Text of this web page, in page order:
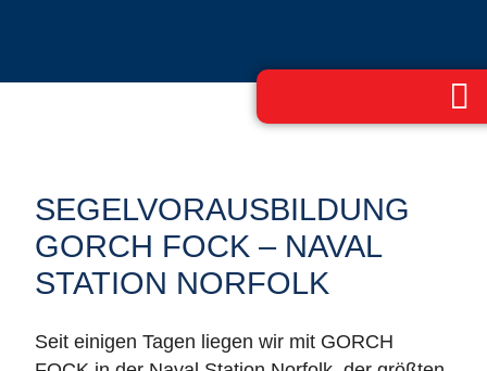
SEGELVORAUSBILDUNG
GORCH FOCK – NAVAL
STATION NORFOLK
Seit einigen Tagen liegen wir mit GORCH